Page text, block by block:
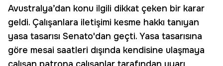
Avustralya’dan konu ilgili dikkat çeken bir karar
geldi. Çalışanlara iletişimi kesme hakkı tanıyan
yasa tasarısı Senato'dan geçti. Yasa tasarısına
göre mesai saatleri dışında kendisine ulaşmaya